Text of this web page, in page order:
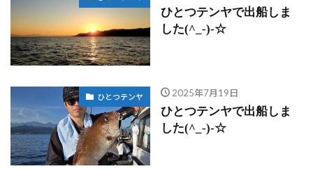
ひとつテンヤで出船しま
した(^_-)-☆
ひとつテンヤ 2025年7月19日
ひとつテンヤで出船しま
した(^_-)-☆